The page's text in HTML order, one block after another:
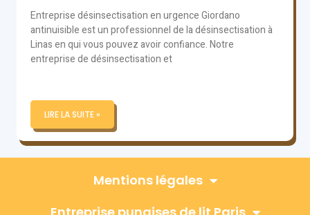
Entreprise désinsectisation en urgence Giordano
antinuisible est un professionnel de la désinsectisation à
Linas en qui vous pouvez avoir confiance. Notre
entreprise de désinsectisation et
LIRE LA SUITE »
Mentions légales